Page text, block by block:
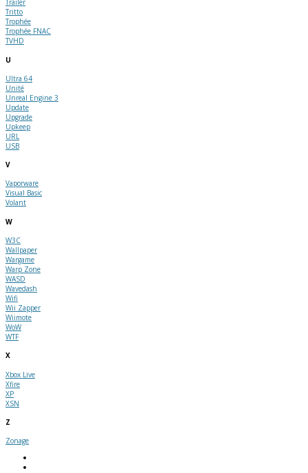
Trailer
Tritto
Trophée
Trophée FNAC
TVHD
U
Ultra 64
Unité
Unreal Engine 3
Update
Upgrade
Upkeep
URL
USB
V
Vaporware
Visual Basic
Volant
W
W3C
Wallpaper
Wargame
Warp Zone
WASD
Wavedash
Wifi
Wii Zapper
Wiimote
WoW
WTF
X
Xbox Live
Xfire
XP
XSN
Z
Zonage